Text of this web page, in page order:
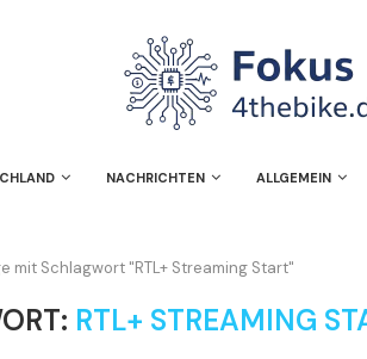
NACHRICHTEN ALLGEMEIN
mit Schlagwort "RTL+ Streaming Start"
RTL+ STREAMING